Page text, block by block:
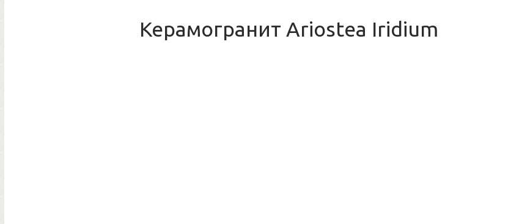
Керамогранит Ariostea Iridium